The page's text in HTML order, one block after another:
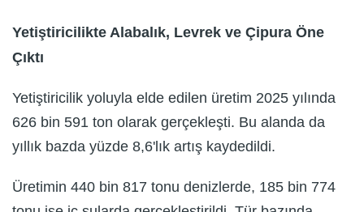
Yetiştiricilikte Alabalık, Levrek ve Çipura Öne
Çıktı
Yetiştiricilik yoluyla elde edilen üretim 2025 yılında
626 bin 591 ton olarak gerçekleşti. Bu alanda da
yıllık bazda yüzde 8,6'lık artış kaydedildi.
Üretimin 440 bin 817 tonu denizlerde, 185 bin 774